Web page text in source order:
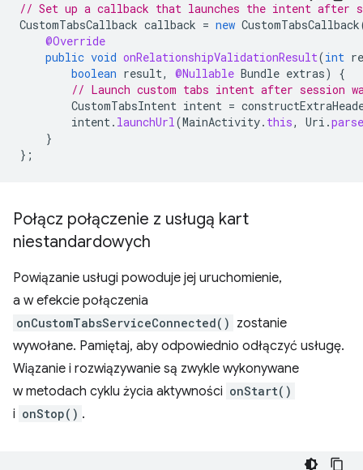
// Set up a callback that launches the intent after
CustomTabsCallback callback = new CustomTabsCallback
@Override
public void onRelationshipValidationResult(int
boolean result, @Nullable Bundle extras)
{
// Launch custom tabs intent after session
CustomTabsIntent intent =
intent. launchUrl(MainActivity. this, Uri .parse
}
};
Połącz połączenie z usługą kart
niestandardowych
Powiązanie usługi powoduje jej uruchomienie,
a w efekcie połączenia
onCustomTabsServiceConnected() zostanie
wywołane. Pamiętaj, aby odpowiednio odłączyć usługę.
Wiązanie i rozwiązywanie są zwykle wykonywane
w metodach cyklu życia aktywności onStart()
i onStop() .